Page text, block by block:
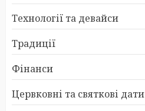
Технології та девайси
Традиції
Фінанси
Цервковні та святкові дати